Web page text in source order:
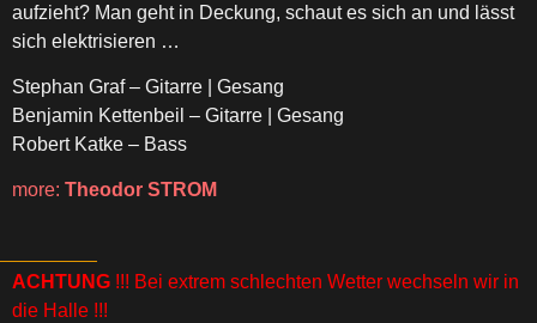
aufzieht? Man geht in Deckung, schaut es sich an und lässt
sich elektrisieren …
Stephan Graf – Gitarre | Gesang
Benjamin Kettenbeil – Gitarre | Gesang
Robert Katke – Bass
more: Theodor STROM
ACHTUNG !!! Bei extrem schlechten Wetter wechseln wir in
die Halle !!!